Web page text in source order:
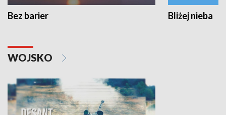
Bez barier Bliżej nieba
WOJSKO